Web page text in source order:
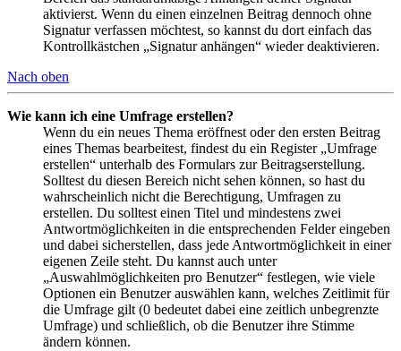
aktivierst. Wenn du einen einzelnen Beitrag dennoch ohne
Signatur verfassen möchtest, so kannst du dort einfach das
Kontrollkästchen „Signatur anhängen“ wieder deaktivieren.
Nach oben
Wie kann ich eine Umfrage erstellen?
Wenn du ein neues Thema eröffnest oder den ersten Beitrag
eines Themas bearbeitest, findest du ein Register „Umfrage
erstellen“ unterhalb des Formulars zur Beitragserstellung.
Solltest du diesen Bereich nicht sehen können, so hast du
wahrscheinlich nicht die Berechtigung, Umfragen zu
erstellen. Du solltest einen Titel und mindestens zwei
Antwortmöglichkeiten in die entsprechenden Felder eingeben
und dabei sicherstellen, dass jede Antwortmöglichkeit in einer
eigenen Zeile steht. Du kannst auch unter
„Auswahlmöglichkeiten pro Benutzer“ festlegen, wie viele
Optionen ein Benutzer auswählen kann, welches Zeitlimit für
die Umfrage gilt (0 bedeutet dabei eine zeitlich unbegrenzte
Umfrage) und schließlich, ob die Benutzer ihre Stimme
ändern können.